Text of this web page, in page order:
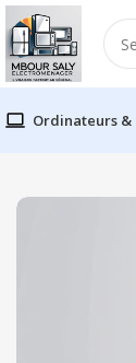
Ordinateurs